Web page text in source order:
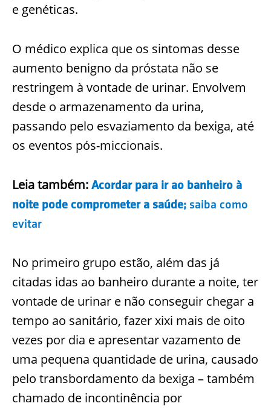
e genéticas.
O médico explica que os sintomas desse
aumento benigno da próstata não se
restringem à vontade de urinar. Envolvem
desde o armazenamento da urina,
passando pelo esvaziamento da bexiga, até
os eventos pós-miccionais.
Leia também: Acordar para ir ao banheiro à
noite pode comprometer a saúde; saiba como
evitar
No primeiro grupo estão, além das já
citadas idas ao banheiro durante a noite, ter
vontade de urinar e não conseguir chegar a
tempo ao sanitário, fazer xixi mais de oito
vezes por dia e apresentar vazamento de
uma pequena quantidade de urina, causado
pelo transbordamento da bexiga – também
chamado de incontinência por